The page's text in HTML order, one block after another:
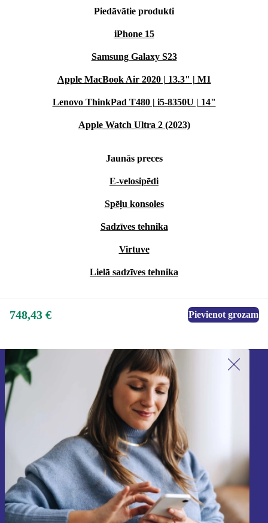
Piedāvātie produkti
iPhone 15
Samsung Galaxy S23
Apple MacBook Air 2020 | 13.3" | M1
Lenovo ThinkPad T480 | i5-8350U | 14"
Apple Watch Ultra 2 (2023)
Jaunās preces
E-velosipēdi
Spēļu konsoles
Sadzīves tehnika
Virtuve
Lielā sadzīves tehnika
748,43 € Pievienot grozam
Piesakieties mūsu jaunumu
saņemšanai!
Nekad vairs nepalaidiet garām nevienu
piedāvājumu.
Reģistrēties
Informāciju par personas datu izmantošanu varat atrast mūsu
Privātuma politikā.